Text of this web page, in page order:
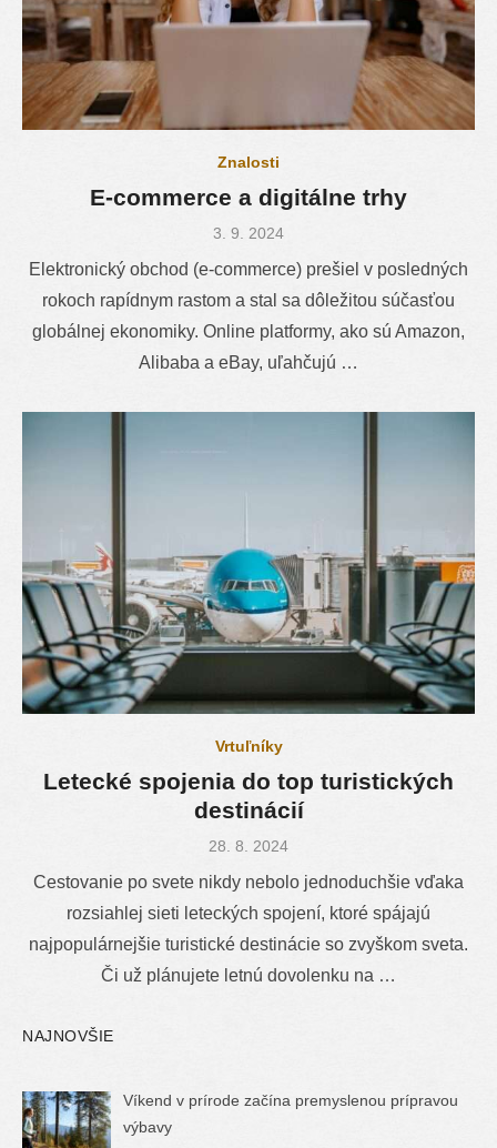
Znalosti
E-commerce a digitálne trhy
Posted
3. 9. 2024
Elektronický obchod (e-commerce) prešiel v posledných
rokoch rapídnym rastom a stal sa dôležitou súčasťou
globálnej ekonomiky. Online platformy, ako sú Amazon,
Alibaba a eBay, uľahčujú …
Vrtuľníky
Letecké spojenia do top turistických
destinácií
Posted
28. 8. 2024
Cestovanie po svete nikdy nebolo jednoduchšie vďaka
rozsiahlej sieti leteckých spojení, ktoré spájajú
najpopulárnejšie turistické destinácie so zvyškom sveta.
Či už plánujete letnú dovolenku na …
NAJNOVŠIE
Víkend v prírode začína premyslenou prípravou
výbavy